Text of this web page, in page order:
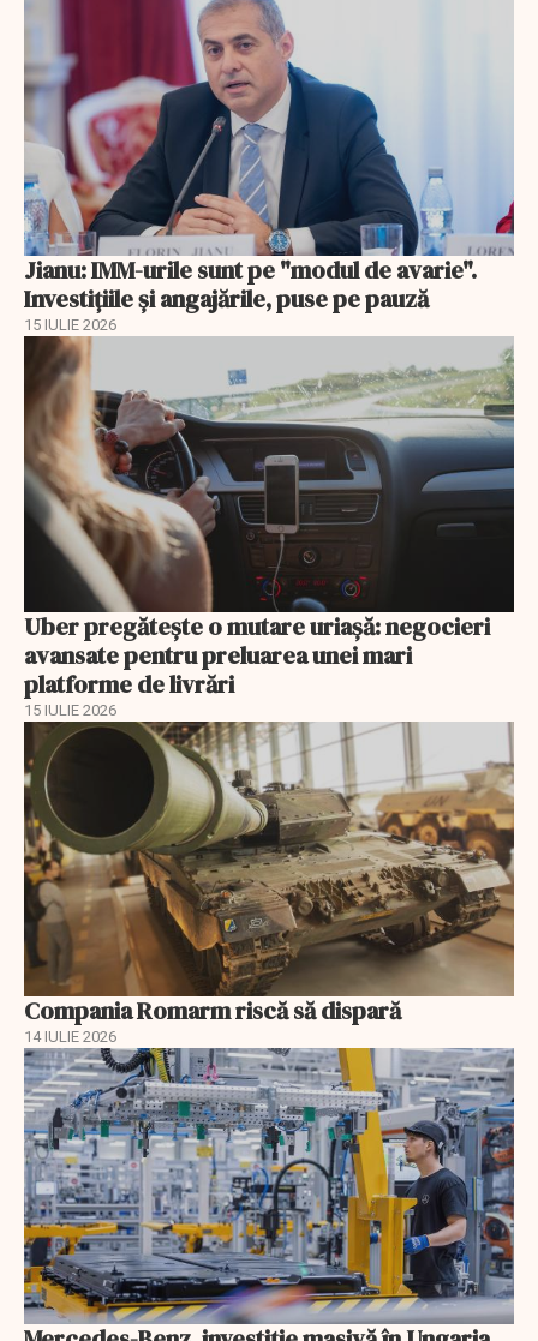
Jianu: IMM-urile sunt pe "modul de avarie".
Investițiile și angajările, puse pe pauză
15 IULIE 2026
Uber pregătește o mutare uriașă: negocieri
avansate pentru preluarea unei mari
platforme de livrări
15 IULIE 2026
Compania Romarm riscă să dispară
14 IULIE 2026